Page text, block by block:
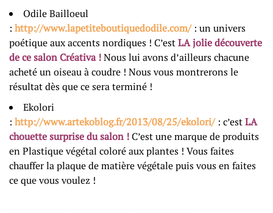
Odile Bailloeul
: http://www.lapetiteboutiquedodile.com/: un univers
poétique aux accents nordiques ! C’estLA jolie découverte
de ce salon Créativa !Nous lui avons d’ailleurs chacune
acheté un oiseau à coudre ! Nous vous montrerons le
résultat dès que ce sera terminé !
Ekolori
: http://www.artekoblog.fr/2013/08/25/ekolori/: c’estLA
chouette surprise du salon !C’est une marque de produits
en Plastique végétal coloré aux plantes ! Vous faites
chauffer la plaque de matière végétale puis vous en faites
ce que vous voulez !